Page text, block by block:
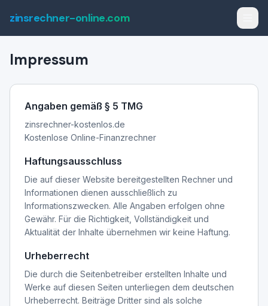
zinsrechner-online.com
Impressum
Angaben gemäß § 5 TMG
zinsrechner-kostenlos.de
Kostenlose Online-Finanzrechner
Haftungsausschluss
Die auf dieser Website bereitgestellten Rechner und
Informationen dienen ausschließlich zu
Informationszwecken. Alle Angaben erfolgen ohne
Gewähr. Für die Richtigkeit, Vollständigkeit und
Aktualität der Inhalte übernehmen wir keine Haftung.
Urheberrecht
Die durch die Seitenbetreiber erstellten Inhalte und
Werke auf diesen Seiten unterliegen dem deutschen
Urheberrecht. Beiträge Dritter sind als solche